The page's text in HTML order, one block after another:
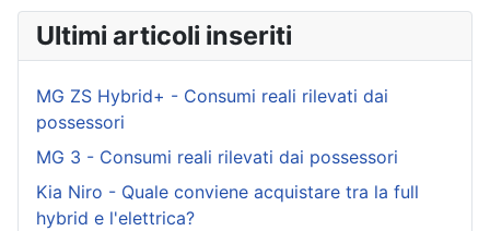
Ultimi articoli inseriti
MG ZS Hybrid+ - Consumi reali rilevati dai
possessori
MG 3 - Consumi reali rilevati dai possessori
Kia Niro - Quale conviene acquistare tra la full
hybrid e l'elettrica?